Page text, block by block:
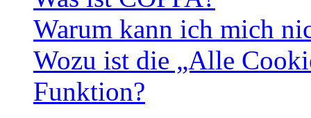
Warum kann ich mich
Wozu ist die „Alle
Funktion?